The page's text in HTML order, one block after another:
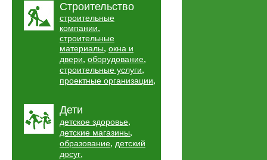
Строительство
строительные
компании,
строительные
материалы, окна и
двери, оборудование,
строительные услуги,
проектные организации,
Дети
детское здоровье,
детские магазины,
образование, детский
досуг,